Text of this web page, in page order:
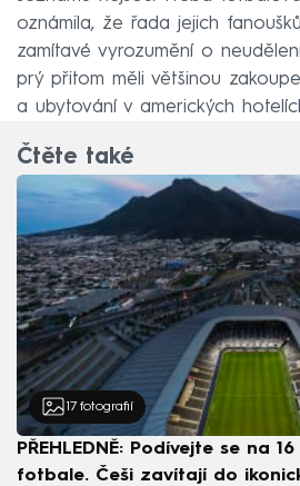
oznámila, že řada jejich
zamítavé vyrozumění o
prý přitom měli většinou
a ubytování v amerických
Čtěte také
17 fotografií
PŘEHLEDNĚ: Podívejte se na
fotbale. Češi zavítají do